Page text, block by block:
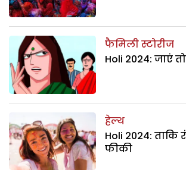
फैमिली स्टोरीज
Holi 2024: जाएं
हेल्थ
Holi 2024:
फीकी